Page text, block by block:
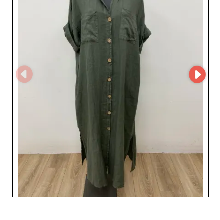
MicroStore kullanımında yatar. Bu araç sayesinde tedarik
koordinasyonunuz çocuk oyuncağına dönüşür, lojistik
akışınız optimize edilir ve operasyonel verimliliğiniz
deneyim garantileyen kusursuz müşteri hizmeti sunmayı
taahhüt eder. Ürün bulunurluğuna dair güvence ve hızlı
teslimat süreleri, kritik iş fırsatlarını asla kaçırmamanızı
inovasyonu ve hizmeti bir araya getiren bir toptancıyı
seçmek demektir ve bu da işletmenizin rekabetçi bir
pazarda büyümesini sağlar. Bu çekici koleksiyonları
benimseyerek kataloğunuza yeni bir görünüm kazandırın
ve profesyonel ortaklarının başarısını önemseyen kadın
hazır giyim liderinin uzmanlığından yararlanın.